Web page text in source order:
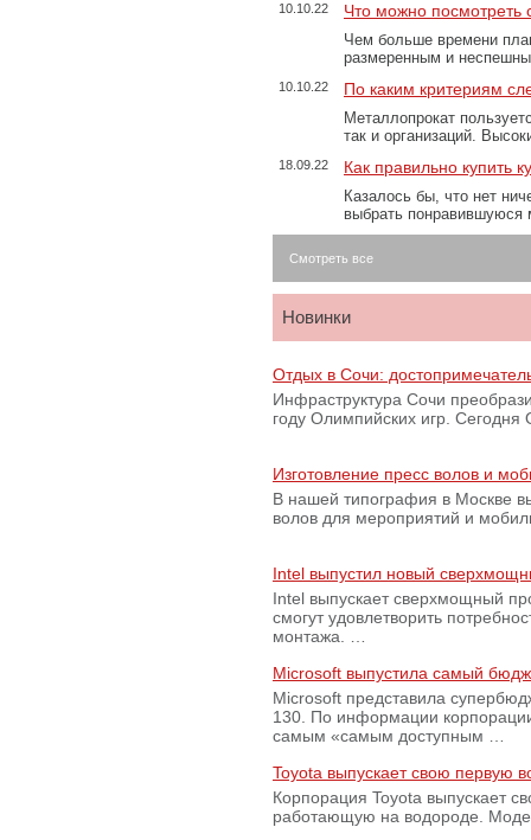
10.10.22 Что можно посмотреть
Чем больше времени
размеренным и
10.10.22 По каким критериям
Металлопрокат
так и организаций.
18.09.22 Как правильно купить
Казалось бы, что нет
выбрать
Смотреть все
Новинки
Отдых в Сочи:
Инфраструктура Сочи
году Олимпийских игр.
Изготовление пресс волов и
В нашей типография в Москве
волов для мероприятий и
Intel выпустил новый
Intel выпускает сверхмощный
смогут удовлетворить
монтажа. …
Microsoft выпустила самый
Microsoft представила
130. По информации
самым «самым доступным …
Toyota выпускает свою первую
Корпорация Toyota выпускает
работающую на водороде.